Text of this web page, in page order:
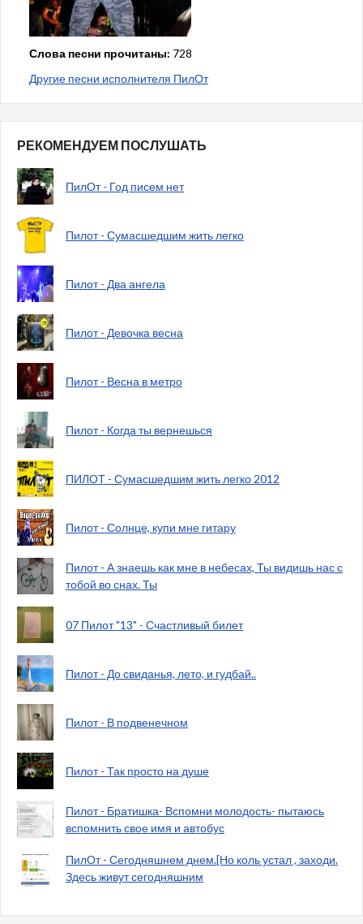
Слова песни прочитаны: 728
Другие песни исполнителя ПилОт
РЕКОМЕНДУЕМ ПОСЛУШАТЬ
ПилОт - Год писем нет
Пилот - Сумасшедшим жить легко
Пилот - Два ангела
Пилот - Девочка весна
Пилот - Весна в метро
Пилот - Когда ты вернешься
ПИЛОТ - Сумасшедшим жить легко 2012
Пилот - Солнце, купи мне гитару
Пилот - А знаешь как мне в небесах, Ты видишь нас с
тобой во снах. Ты
07 Пилот "13" - Счастливый билет
Пилот - До свиданья, лето, и гудбай..
Пилот - В подвенечном
Пилот - Так просто на душе
Пилот - Братишка- Вспомни молодость- пытаюсь
вспомнить свое имя и автобус
ПилОт - Сегодняшнем днем.[Но коль устал , заходи.
Здесь живут сегодняшним